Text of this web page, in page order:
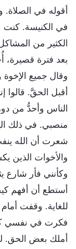
أقوله في الصلاة.
في الكنيسة. كنت
الكثير من
بعد فترة قصيرة،
وقال جميع
أقبل الحقَّ. قالوا
الناس وأحدُّ من
منصبي. في ذلك
شعرت أن الله
والأخوات الذين
وكأنني فأر شارع
أستطع أن أفهم
للغاية. وقفت أمام
فكرت في نفسي
أملك بعض الحق.